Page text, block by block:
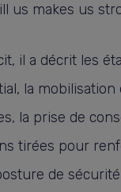
us makes us
il a décrit les
la mobilisation
la prise de
tirées pour
de sécurité